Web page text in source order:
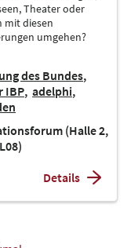
Theater oder
mit diesen
umgehen?
des Bundes
IBP adelphi
(Halle 2,
Details